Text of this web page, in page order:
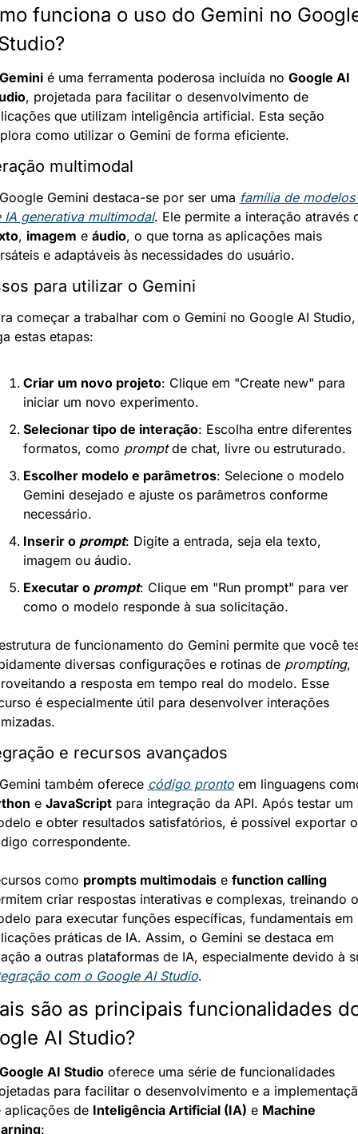
funciona o uso do Gemini no
é uma ferramenta poderosa incluída no Google AI
, projetada para facilitar o desenvolvimento de
que utilizam inteligência artificial. Esta seção
como utilizar o Gemini de forma eficiente.
multimodal
Gemini destaca-se por ser uma família de modelos
IA generativa multimodal
, imagem e áudio, o que torna as aplicações mais
e adaptáveis às necessidades do usuário.
para utilizar o Gemini
começar a trabalhar com o Gemini no Google AI Studio,
estas etapas:
Criar um novo projeto: Clique em "Create new" para
iniciar um novo experimento.
Selecionar tipo de interação: Escolha entre diferentes
formatos, como prompt de chat, livre ou estruturado.
Escolher modelo e parâmetros: Selecione o modelo
Gemini desejado e ajuste os parâmetros conforme
necessário.
Inserir o prompt: Digite a entrada, seja ela texto,
imagem ou áudio.
Executar o prompt: Clique em "Run prompt" para ver
como o modelo responde à sua solicitação.
de funcionamento do Gemini permite que você
diversas configurações e rotinas de prompting,
a resposta em tempo real do modelo. Esse
é especialmente útil para desenvolver interações
e recursos avançados
também oferece código pronto
e JavaScript para integração da API. Após testar um
e obter resultados satisfatórios, é possível exportar o
correspondente.
como prompts multimodais e function calling
criar respostas interativas e complexas, treinando o
para executar funções específicas, fundamentais em
práticas de IA. Assim, o Gemini se destaca em
com o Google AI Studio.
são as principais funcionalidades
AI Studio?
AI Studio oferece uma série de funcionalidades
para facilitar o desenvolvimento e a
aplicações de Inteligência Artificial (IA) e Machine
: